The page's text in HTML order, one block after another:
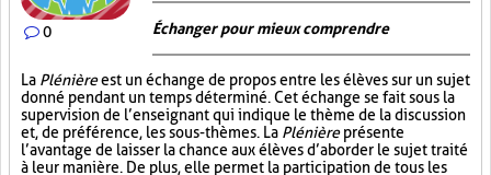
0 Échanger pour mieux comprendre
La Plénièreest un échange de propos entre les élèves sur un sujet
donné pendant un temps déterminé. Cet échange se fait sous la
supervision de l’enseignant qui indique le thème de la discussion
et, de préférence, les sous-thèmes. La Plénièreprésente
l’avantage de laisser la chance aux élèves d’aborder le sujet traité
à leur manière. De plus, elle permet la participation de tous les